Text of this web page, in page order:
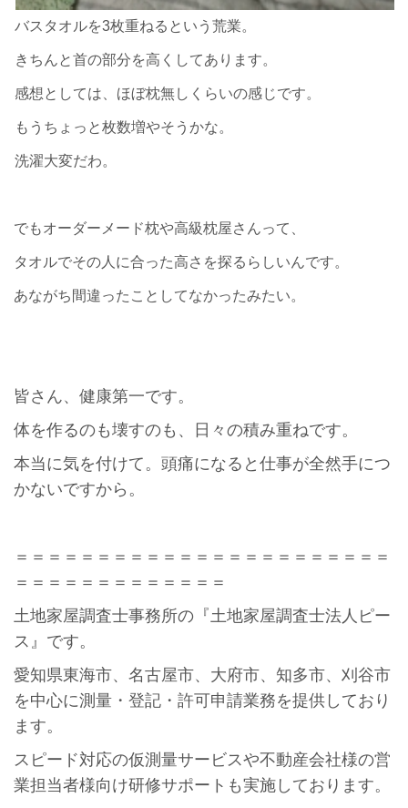
バスタオルを3枚重ねるという荒業。
きちんと首の部分を高くしてあります。
感想としては、ほぼ枕無しくらいの感じです。
もうちょっと枚数増やそうかな。
洗濯大変だわ。
でもオーダーメード枕や高級枕屋さんって、
タオルでその人に合った高さを探るらしいんです。
あながち間違ったことしてなかったみたい。
皆さん、健康第一です。
体を作るのも壊すのも、日々の積み重ねです。
本当に気を付けて。頭痛になると仕事が全然手につ
かないですから。
＝＝＝＝＝＝＝＝＝＝＝＝＝＝＝＝＝＝＝＝＝＝＝
＝＝＝＝＝＝＝＝＝＝＝＝＝
土地家屋調査士事務所の『土地家屋調査士法人ピー
ス』です。
愛知県東海市、名古屋市、大府市、知多市、刈谷市
を中心に測量・登記・許可申請業務を提供しており
ます。
スピード対応の仮測量サービスや不動産会社様の営
業担当者様向け研修サポートも実施しております。